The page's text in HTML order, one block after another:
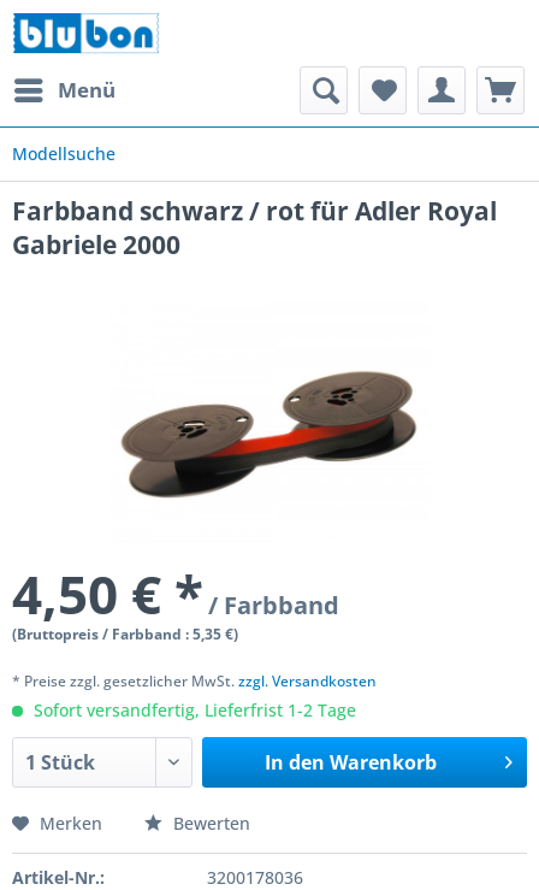
Menü
Modellsuche
Farbband schwarz / rot für Adler Royal
Gabriele 2000
4,50 € */ Farbband
(Bruttopreis / Farbband : 5,35 €)
* Preise zzgl. gesetzlicher MwSt.zzgl. Versandkosten
Sofort versandfertig, Lieferfrist 1-2 Tage
In den Warenkorb
Merken Bewerten
Artikel-Nr.:
3200178036